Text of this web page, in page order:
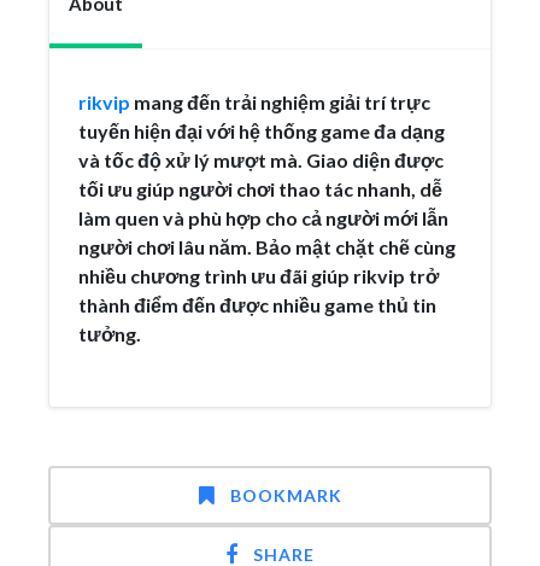
rikvip mang đến trải nghiệm giải trí trực
tuyến hiện đại với hệ thống game đa dạng
và tốc độ xử lý mượt mà. Giao diện được
tối ưu giúp người chơi thao tác nhanh, dễ
làm quen và phù hợp cho cả người mới lẫn
người chơi lâu năm. Bảo mật chặt chẽ cùng
nhiều chương trình ưu đãi giúp rikvip trở
thành điểm đến được nhiều game thủ tin
tưởng.
BOOKMARK
SHARE